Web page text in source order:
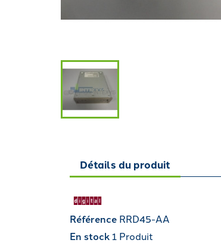
Détails du produit
Référence RRD45-AA
En stock 1 Produit